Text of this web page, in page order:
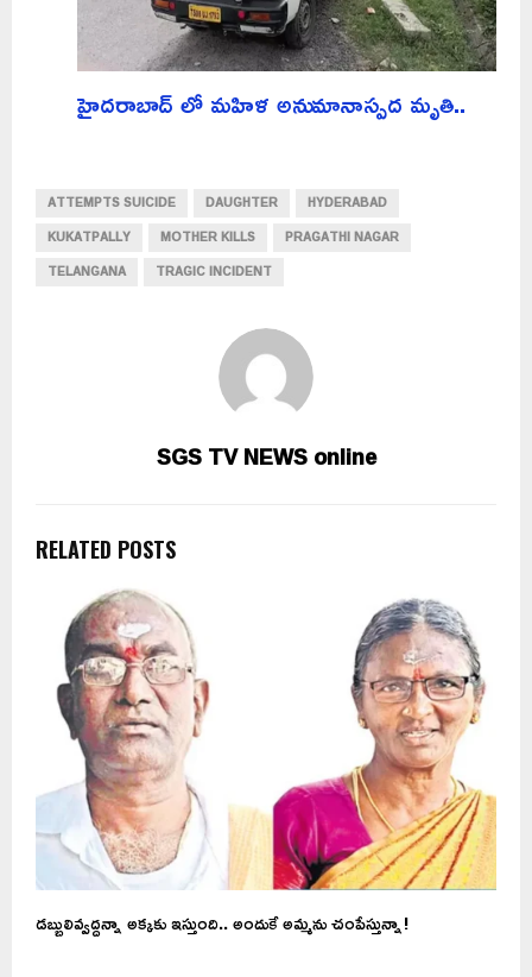
హైదరాబాద్ లో మహిళ అనుమానాస్పద మృతి..
ATTEMPTS SUICIDE DAUGHTER
HYDERABAD
KUKATPALLY
MOTHER KILLS
PRAGATHI NAGAR
TELANGANA
TRAGIC INCIDENT
SGS TV NEWS online
RELATED POSTS
డబ్బులివ్వద్దన్నా అక్కకు ఇస్తుంది.. అందుకే అమ్మను చంపేస్తున్నా!